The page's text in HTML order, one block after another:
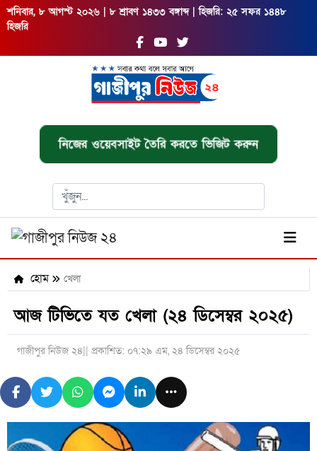
শনিবার, ৮ আগস্ট ২০২৬ | ৮ শ্রাবণ ১৪৩৩ বঙ্গাব্দ | হিজরি: ২৫ সফর ১৪৪৮
হিজরি
নিজের ওয়েবসাইট তৈরি করতে ভিজিট করুন
হোম খেলা
আজ টিভিতে যত খেলা (২৪ ডিসেম্বর ২০২৫)
গাজীপুর নিউজ ২৪ || প্রকাশিত: ০৭:২৯ এম, ২৪ ডিসেম্বর ২০২৫